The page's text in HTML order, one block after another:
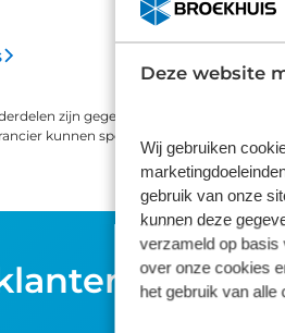
Deze website
Wij gebruiken
gebruik van onze
kunnen deze
verzameld op basis
over onze cookies
het gebruik van
zijn gegeven op basis van
kunnen specificaties afwijken.
over